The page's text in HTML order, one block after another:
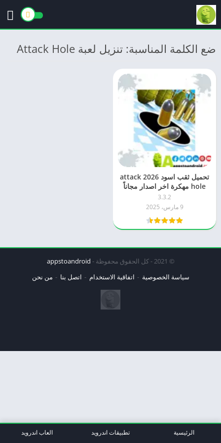
ضع الكلمة المناسبة: تنزيل لعبة Attack Hole
تحميل ثقب اسود 2026 attack
hole مهكرة اخر اصدار مجاناً
3.3.2
9 مارس، 2025
© 2021 - كل الحقوق محفوظة -
appstoandroid
سياسة الخصوصية
اتفاقية الاستخدام اتصل بنا من نحن
الرئيسية تطبيقات اندرويد العاب اندرويد